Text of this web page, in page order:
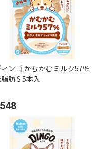
ンゴ かむかむミルク57％
肪 S 5本入